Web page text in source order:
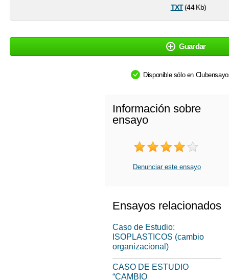
txt(44 Kb)
Guardar
Disponible sólo en
Información sobre
ensayo
Denunciar este ensayo
Ensayos relacionados
Caso de Estudio:
ISOPLASTICOS (cambio
organizacional)
CASO DE ESTUDIO
“CAMBIO